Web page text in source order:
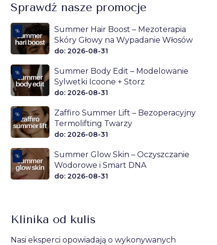
Sprawdź nasze promocje
%
Summer Hair Boost – Mezoterapia
Skóry Głowy na Wypadanie Włosów
do: 2026-08-31
%
Summer Body Edit – Modelowanie
Sylwetki Icoone + Storz
do: 2026-08-31
%
Zaffiro Summer Lift – Bezoperacyjny
Termolifting Twarzy
do: 2026-08-31
%
Summer Glow Skin – Oczyszczanie
Wodorowe i Smart DNA
do: 2026-08-31
Klinika od kulis
Nasi eksperci opowiadają o wykonywanych